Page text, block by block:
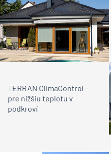
TERRAN ClimaControl –
pre nižšiu teplotu v
podkroví